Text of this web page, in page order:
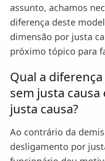
assunto, achamos
diferença deste
dimensão por justa
próximo tópico para
Qual a
sem justa
justa causa?
Ao contrário da
desligamento por